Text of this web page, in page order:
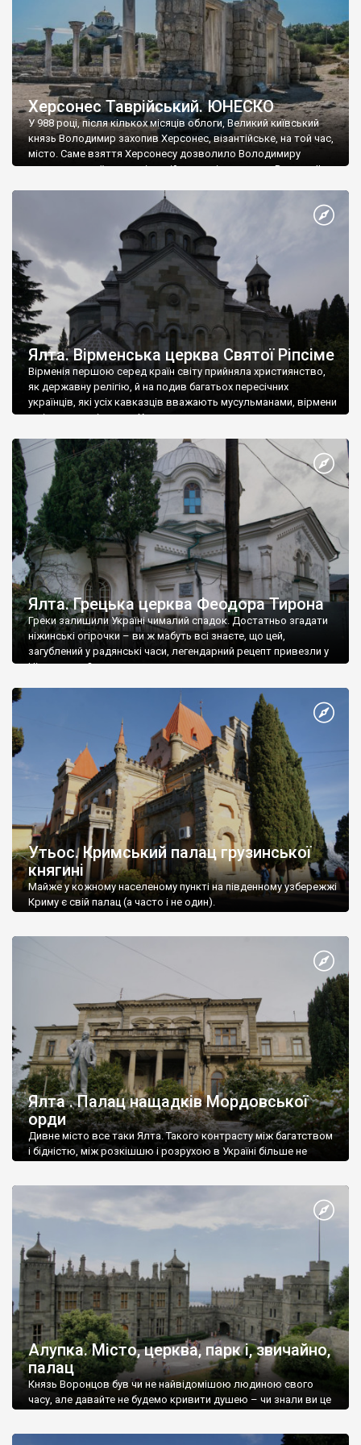
Херсонес Таврійський. ЮНЕСКО
У 988 році, після кількох місяців облоги, Великий київський
князь Володимир захопив Херсонес, візантійське, на той час,
місто. Саме взяття Херсонесу дозволило Володимиру
диктувати свої умови візантійському імператору Василю ІІ, та
Херсонесі Володимир-язичник, став Василем-християнином.
А потім було Хрещення Русі. На честь Херсонесу Таврійського
Ялта. Вірменська церква Святої Ріпсіме
Вірменія першою серед країн світу прийняла християнство,
як державну релігію, й на подив багатьох пересічних
українців, які усіх кавказців вважають мусульманами, вірмени
є відданими вірянами Христа
Ялта. Грецька церква Феодора Тирона
Греки залишили Україні чималий спадок. Достатньо згадати
ніжинські огірочки – ви ж мабуть всі знаєте, що цей,
загублений у радянські часи, легендарний рецепт привезли у
Ніжин греки?
Утьос. Кримський палац грузинської
княгині
Майже у кожному населеному пункті на південному узбережжі
Криму є свій палац (а часто і не один).
Ялта . Палац нащадків Мордовської
орди
Дивне місто все таки Ялта. Такого контрасту між багатством
і бідністю, між розкішшю і розрухою в Україні більше не
Алупка. Місто, церква, парк і, звичайно,
палац
Князь Воронцов був чи не найвідомішою людиною свого
часу, але давайте не будемо кривити душею – чи знали ви це